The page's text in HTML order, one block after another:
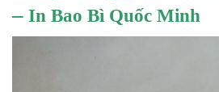
– In Bao Bì Quốc Minh